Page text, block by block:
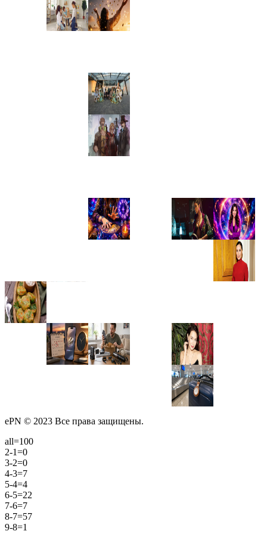
ePN © 2023 Все права защищены.
all=100
2-1=0
3-2=0
4-3=7
5-4=4
6-5=22
7-6=7
8-7=57
9-8=1